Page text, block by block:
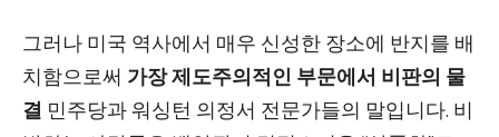
그러나 미국 역사에서 매우 신성한 장소에 반지를 배
치함으로써 가장 제도주의적인 부문에서 비판의 물
결 민주당과 워싱턴 의정서 전문가들의 말입니다. 비